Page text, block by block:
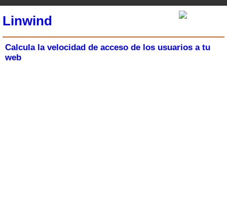
Linwind
Calcula la velocidad de acceso de los usuarios a tu
web